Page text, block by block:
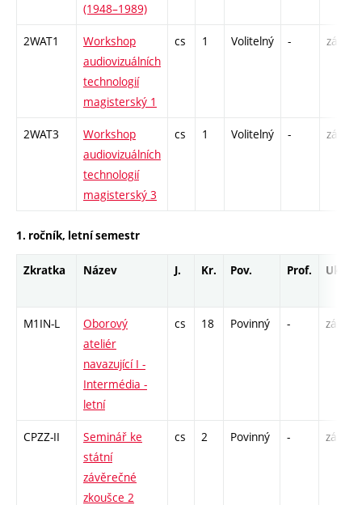
(1948–1989)
2WAT1
Workshop
audiovizuálních
technologií
magisterský 1
cs 1 Volitelný - zá
2WAT3
Workshop
audiovizuálních
technologií
magisterský 3
cs 1 Volitelný - zá
1. ročník, letní semestr
Zkratka Název J. Kr. Pov. Prof. Uk.
M1IN-L
Oborový
ateliér
navazující I -
Intermédia -
letní
cs 18 Povinný - zá,zk
CPZZ-II
Seminář ke
státní
závěrečné
zkoušce 2
cs 2 Povinný - zá